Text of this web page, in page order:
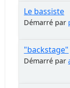
Le bassiste
Démarré par
"backstage"
Démarré par